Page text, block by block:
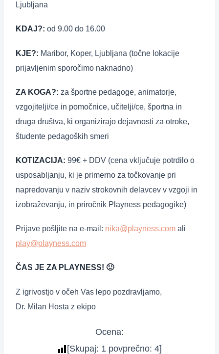
Ljubljana
KDAJ?: od 9.00 do 16.00
KJE?: Maribor, Koper, Ljubljana (točne lokacije
prijavljenim sporočimo naknadno)
ZA KOGA?: za športne pedagoge, animatorje,
vzgojitelji/ce in pomočnice, učitelji/ce, športna in
druga društva, ki organizirajo dejavnosti za otroke,
študente pedagoških smeri
KOTIZACIJA: 99€ + DDV (cena vključuje potrdilo o
usposabljanju, ki je primerno za točkovanje pri
napredovanju v naziv strokovnih delavcev v vzgoji in
izobraževanju, in priročnik Playness pedagogike)
Prijave pošljite na e-mail: nika@playness.com ali
play@playness.com
ČAS JE ZA PLAYNESS! 🙂
Z igrivostjo v očeh Vas lepo pozdravljamo,
Dr. Milan Hosta z ekipo
Ocena:
[Skupaj: 1 povprečno: 4]